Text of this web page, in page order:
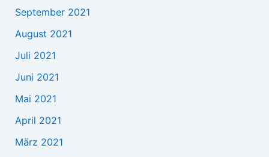
September 2021
August 2021
Juli 2021
Juni 2021
Mai 2021
April 2021
März 2021